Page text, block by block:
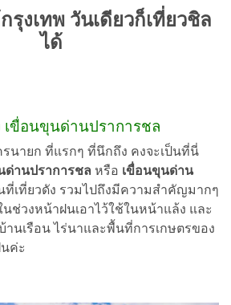
รุงเทพ วันเดียวก็เที่ยวชิล
ได้
เขื่อนขุนด่านปราการชล
นายก ที่แรกๆ ที่นึกถึง คงจะเป็นที่นี่
ด่านปราการชล หรือ เขื่อนขุนด่าน
ที่เที่ยวดัง รวมไปถึงมีความสำคัญมากๆ
ช่วงหน้าฝนเอาไว้ใช้ในหน้าแล้ง และ
านเรือน ไร่นาและพื้นที่การเกษตรของ
ค่ะ